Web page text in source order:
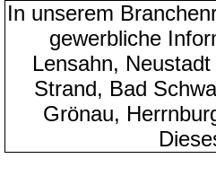
In unserem
gewerbliche
Lensahn,
Strand, Bad
Grönau,